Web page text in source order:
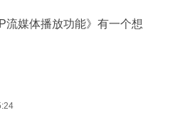
流媒体播放功能》有一个想